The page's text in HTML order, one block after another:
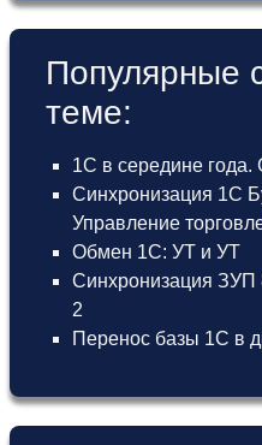
Популярные
теме:
1С в середине
Синхронизация 1С
Управление
Обмен 1С: УТ и УТ
Синхронизация ЗУП
2
Перенос базы 1С в